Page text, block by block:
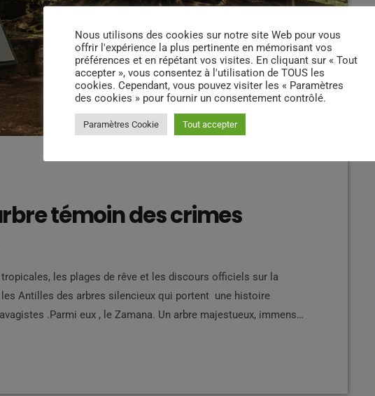
témoin des crimes
les plages de rêve et les discours officiels sur la
les Antilles des arbres silencieux qui portent une histoire
.Parmi eux , le Zamana. Un arbre majestueux, immense,
patrimoine naturel ou attraction touristique. Pourtant pour les
Nous utilisons des cookies sur notre site Web pour vous
offrir l'expérience la plus pertinente en mémorisant vos
préférences et en répétant vos visites. En cliquant sur « Tout
accepter », vous consentez à l'utilisation de TOUS les
cookies. Cependant, vous pouvez visiter les « Paramètres
des cookies » pour fournir un consentement contrôlé.
Paramètres Cookie Tout accepter